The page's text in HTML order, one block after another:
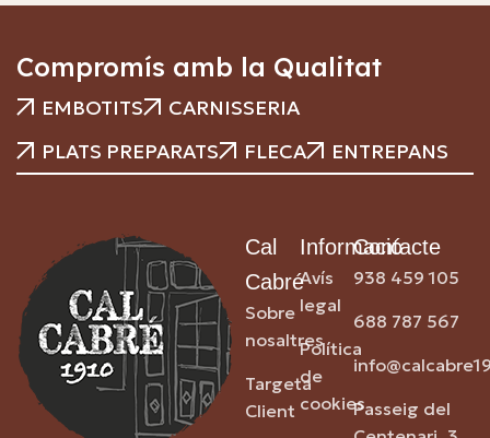
Compromís amb la Qualitat
EMBOTITS
CARNISSERIA
PLATS PREPARATS
FLECA ENTREPANS
Cal
Cabré
Sobre
nosaltres
Targeta
Client
Informació
Avís
legal
Política
de
cookies
Contacte
938 459 105
688 787 567
Passeig del